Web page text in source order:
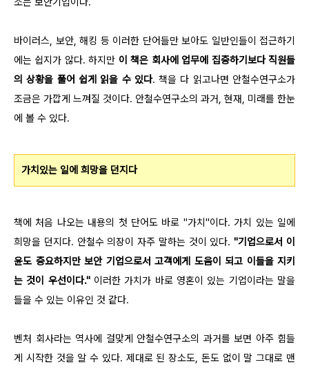
바이러스, 보안, 해킹 등 이러한 단어들만 보아도 일반인들이 접근하기
에는 쉽지가 않다. 하지만 이 책은 회사에 업무에 집중하기보다 직원들
의 상황을 풀어 쉽게 읽을 수 있다. 책을 다 읽고나면 안철수연구소가
조금은 가깝게 느껴질 것이다. 안철수연구소의 과거, 현재, 미래를 한눈
에 볼 수 있다.
가치있는 일에 희망을 던지다
책에 처음 나오는 내용의 첫 단어도 바로 "가치"이다. 가치 있는 일에
희망을 던지다. 안철수 의장이 자주 말하는 것이 있다."기업으로서 이
윤도 중요하지만 보안 기업으로서 고객에게 도움이 되고 이들을 지키
는 것이 우선이다." 이러한 가치가 바로 영혼이 있는 기업이라는 말을
들을 수 있는 이유인 것 같다.
벤처 회사라는 역사에 걸맞게 안철수연구소의 과거를 보면 아주 힘들
게 시작한 것을 알 수 있다. 제대로 된 장소도, 돈도 없이 말 그대로 맨